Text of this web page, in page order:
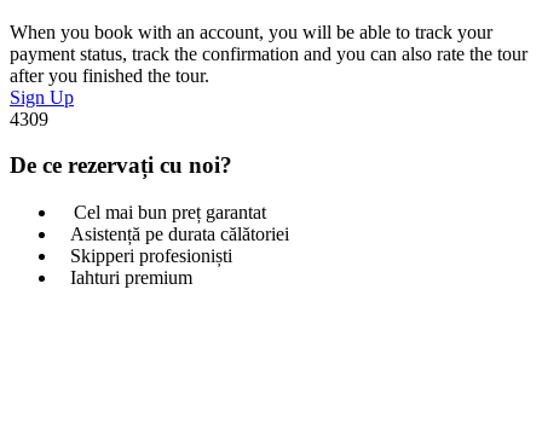
When you book with an account, you will be able to track your
payment status, track the confirmation and you can also rate the tour
after you finished the tour.
Sign Up
4309
De ce rezervați cu noi?
Cel mai bun preț garantat
Asistență pe durata călătoriei
Skipperi profesioniști
Iahturi premium